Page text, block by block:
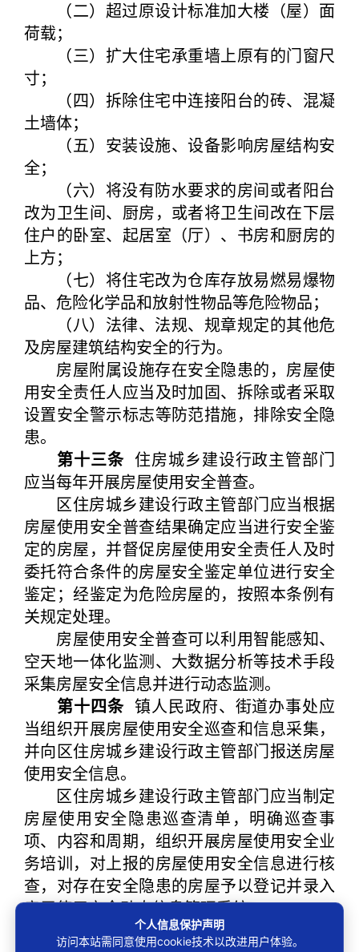
（二）超过原设计标准加大楼（屋）面
荷载；
（三）扩大住宅承重墙上原有的门窗尺
寸；
（四）拆除住宅中连接阳台的砖、混凝
土墙体；
（五）安装设施、设备影响房屋结构安
全；
（六）将没有防水要求的房间或者阳台
改为卫生间、厨房，或者将卫生间改在下层
住户的卧室、起居室（厅）、书房和厨房的
上方；
（七）将住宅改为仓库存放易燃易爆物
品、危险化学品和放射性物品等危险物品；
（八）法律、法规、规章规定的其他危
及房屋建筑结构安全的行为。
房屋附属设施存在安全隐患的，房屋使
用安全责任人应当及时加固、拆除或者采取
设置安全警示标志等防范措施，排除安全隐
患。
第十三条住房城乡建设行政主管部门
应当每年开展房屋使用安全普查。
区住房城乡建设行政主管部门应当根据
房屋使用安全普查结果确定应当进行安全鉴
定的房屋，并督促房屋使用安全责任人及时
委托符合条件的房屋安全鉴定单位进行安全
鉴定；经鉴定为危险房屋的，按照本条例有
关规定处理。
房屋使用安全普查可以利用智能感知、
空天地一体化监测、大数据分析等技术手段
采集房屋安全信息并进行动态监测。
第十四条镇人民政府、街道办事处应
当组织开展房屋使用安全巡查和信息采集，
并向区住房城乡建设行政主管部门报送房屋
使用安全信息。
区住房城乡建设行政主管部门应当制定
房屋使用安全隐患巡查清单，明确巡查事
项、内容和周期，组织开展房屋使用安全业
务培训，对上报的房屋使用安全信息进行核
查，对存在安全隐患的房屋予以登记并录入
房屋使用安全动态信息管理系统。
学校、养老院、场馆、医院、商场和车
个人信息保护声明
访问本站需同意使用cookie技术以改进用户体验。